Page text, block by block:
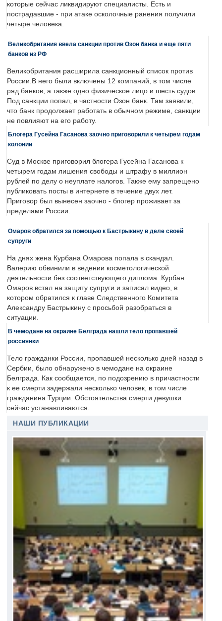
которые сейчас ликвидируют специалисты. Есть и
пострадавшие - при атаке осколочные ранения получили
четыре человека.
Великобритания ввела санкции против Озон банка и еще пяти
банков из РФ
Великобритания расширила санкционный список против
России.В него были включены 12 компаний, в том числе
ряд банков, а также одно физическое лицо и шесть судов.
Под санкции попал, в частности Озон банк. Там заявили,
что банк продолжает работать в обычном режиме, санкции
не повлияют на его работу.
Блогера Гусейна Гасанова заочно приговорили к четырем годам
колонии
Суд в Москве приговорил блогера Гусейна Гасанова к
четырем годам лишения свободы и штрафу в миллион
рублей по делу о неуплате налогов. Также ему запрещено
публиковать посты в интернете в течение двух лет.
Приговор был вынесен заочно - блогер проживает за
пределами России.
Омаров обратился за помощью к Бастрыкину в деле своей
супруги
На днях жена Курбана Омарова попала в скандал.
Валерию обвинили в ведении косметологической
деятельности без соответствующего диплома. Курбан
Омаров встал на защиту супруги и записал видео, в
котором обратился к главе Следственного Комитета
Александру Бастрыкину с просьбой разобраться в
ситуации.
В чемодане на окраине Белграда нашли тело пропавшей
россиянки
Тело гражданки России, пропавшей несколько дней назад в
Сербии, было обнаружено в чемодане на окраине
Белграда. Как сообщается, по подозрению в причастности
к ее смерти задержали несколько человек, в том числе
гражданина Турции. Обстоятельства смерти девушки
сейчас устанавливаются.
НАШИ ПУБЛИКАЦИИ